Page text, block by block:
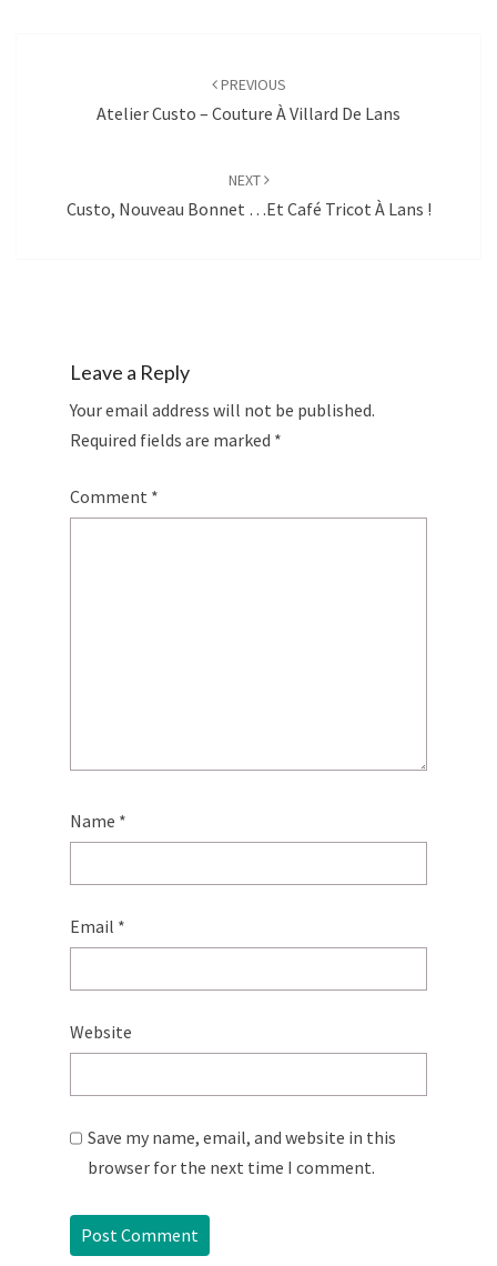
PREVIOUS
Atelier Custo – Couture À Villard De Lans
NEXT
Custo, Nouveau Bonnet …et Café Tricot À Lans !
Leave a Reply
Your email address will not be published.
Required fields are marked *
Comment *
Name *
Email *
Website
Save my name, email, and website in this
browser for the next time I comment.